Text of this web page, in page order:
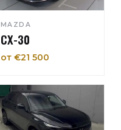
MAZDA
CX-30
от €21 500